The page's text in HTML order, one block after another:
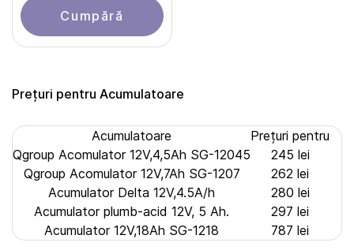
Cumpără
Prețuri pentru Acumulatoare
Acumulatoare
Prețuri pentru
Qgroup Acomulator 12V,4,5Ah SG-12045
245 lei
Qgroup Acomulator 12V,7Ah SG-1207
262 lei
Acumulator Delta 12V,4.5A/h
280 lei
Acumulator plumb-acid 12V, 5 Ah.
297 lei
Acumulator 12V,18Ah SG-1218
787 lei